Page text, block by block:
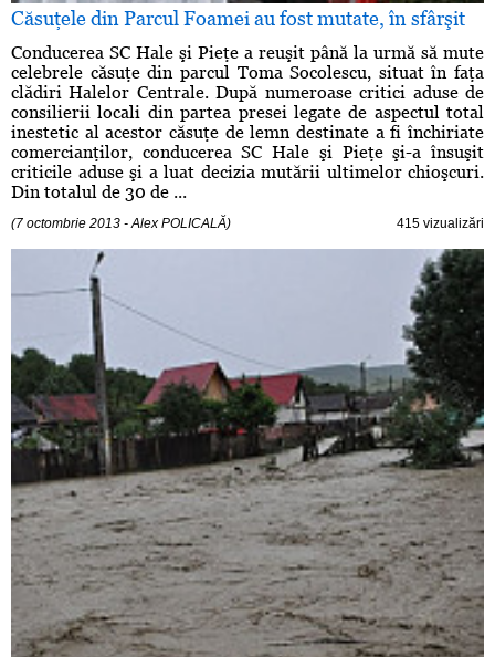
Căsuţele din Parcul Foamei au fost mutate, în sfârşit
Conducerea SC Hale şi Pieţe a reuşit până la urmă să mute
celebrele căsuţe din parcul Toma Socolescu, situat în faţa
clădiri Halelor Centrale. După numeroase critici aduse de
consilierii locali din partea presei legate de aspectul total
inestetic al acestor căsuţe de lemn destinate a fi închiriate
comercianţilor, conducerea SC Hale şi Pieţe şi-a însuşit
criticile aduse şi a luat decizia mutării ultimelor chioşcuri.
Din totalul de 30 de ...
(7 octombrie 2013 - Alex POLICALĂ) 415 vizualizări